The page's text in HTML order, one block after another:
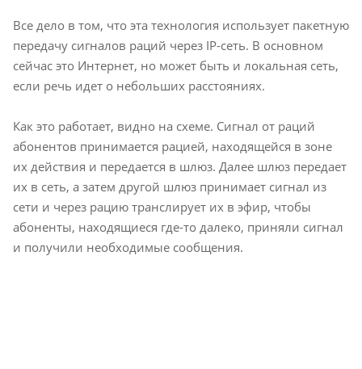
Все дело в том, что эта технология использует пакетную
передачу сигналов раций через IP-сеть. В основном
сейчас это Интернет, но может быть и локальная сеть,
если речь идет о небольших расстояниях.
Как это работает, видно на схеме. Сигнал от раций
абонентов принимается рацией, находящейся в зоне
их действия и передается в шлюз. Далее шлюз передает
их в сеть, а затем другой шлюз принимает сигнал из
сети и через рацию транслирует их в эфир, чтобы
абоненты, находящиеся где-то далеко, приняли сигнал
и получили необходимые сообщения.